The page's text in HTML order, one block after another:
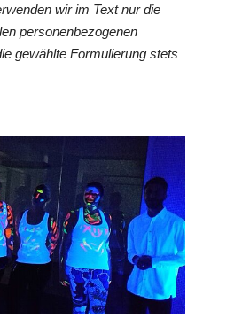
wir im Text nur die
personenbezogenen
gewählte Formulierung stets